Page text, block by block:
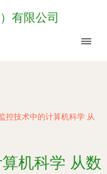
有限公司
控技术中的计算机科学 从
机科学 从数